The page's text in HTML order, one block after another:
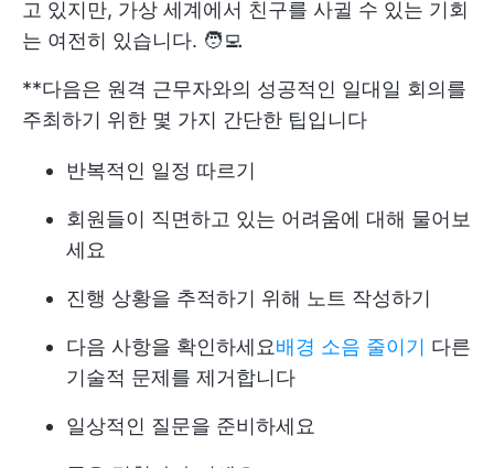
고 있지만, 가상 세계에서 친구를 사귈 수 있는 기회
는 여전히 있습니다. 🧑‍💻
**다음은 원격 근무자와의 성공적인 일대일 회의를
주최하기 위한 몇 가지 간단한 팁입니다
반복적인 일정 따르기
회원들이 직면하고 있는 어려움에 대해 물어보
세요
진행 상황을 추적하기 위해 노트 작성하기
다음 사항을 확인하세요배경 소음 줄이기 다른
기술적 문제를 제거합니다
일상적인 질문을 준비하세요